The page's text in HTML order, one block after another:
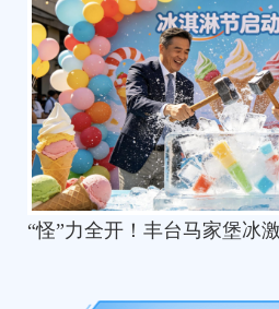
“怪”力全开！丰台马家堡冰